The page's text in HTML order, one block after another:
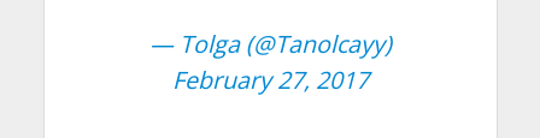
— Tolga (@Tanolcayy)
February 27, 2017